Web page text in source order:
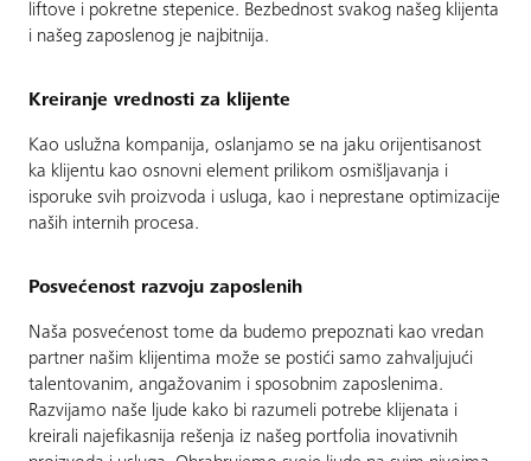
liftove i pokretne stepenice. Bezbednost svakog našeg klijenta
i našeg zaposlenog je najbitnija.
Kreiranje vrednosti za klijente
Kao uslužna kompanija, oslanjamo se na jaku orijentisanost
ka klijentu kao osnovni element prilikom osmišljavanja i
isporuke svih proizvoda i usluga, kao i neprestane optimizacije
naših internih procesa.
Posvećenost razvoju zaposlenih
Naša posvećenost tome da budemo prepoznati kao vredan
partner našim klijentima može se postići samo zahvaljujući
talentovanim, angažovanim i sposobnim zaposlenima.
Razvijamo naše ljude kako bi razumeli potrebe klijenata i
kreirali najefikasnija rešenja iz našeg portfolia inovativnih